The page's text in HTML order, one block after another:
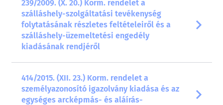
239/2009. (X. 20.) Korm. rendelet a
szálláshely-szolgáltatási tevékenység
folytatásának részletes feltételeiről és a
szálláshely-üzemeltetési engedély
kiadásának rendjéről
414/2015. (XII. 23.) Korm. rendelet a
személyazonosító igazolvány kiadása és az
egységes arcképmás- és aláírás-